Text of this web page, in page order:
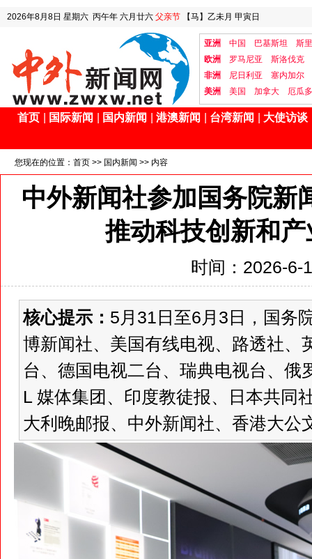
2026年8月8日 星期六 丙午年 六月廿六 父亲节 【马】乙未月 甲寅日
亚洲 中国 巴基斯坦
斯
欧洲
罗马尼亚
斯洛伐克
非洲
尼日利亚
塞内加尔
美洲
美国 加拿大 厄瓜
首页 国际新闻 国内新闻 港澳新闻 台湾新闻 大使访谈
您现在的位置： 首页 >> 国内新闻 >> 内容
中外新闻社参加国务院新
推动科技创新和
时间：2026-6-
核心提示： 5月31日至6月3日，国务
博新闻社、美国有线电视、路透社、
台、德国电视二台、瑞典电视台、俄
L 媒体集团、印度教徒报、日本共同
大利晚邮报、中外新闻社、香港大公